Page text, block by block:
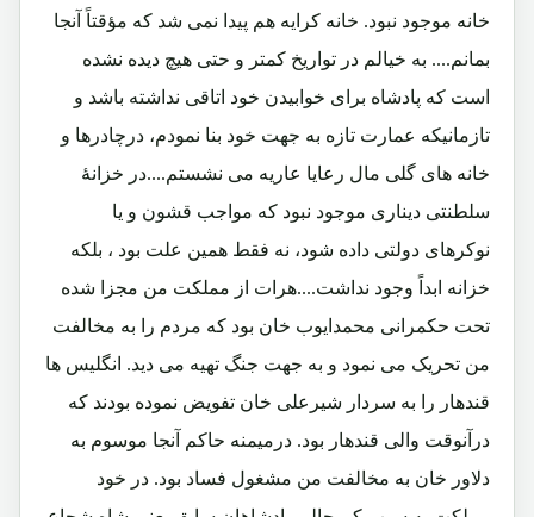
خانه موجود نبود. خانه کرایه هم پیدا نمی شد که مؤقتاً آنجا
بمانم.... به خیالم در تواریخ کمتر و حتی هیچ دیده نشده
است که پادشاه برای خوابیدن خود اتاقی نداشته باشد و
تازمانیکه عمارت تازه به جهت خود بنا نمودم، درچادرها و
خانه های گلی مال رعایا عاریه می نشستم....در خزانۀ
سلطنتی دیناری موجود نبود که مواجب قشون و یا
نوکرهای دولتی داده شود، نه فقط همین علت بود ، بلکه
خزانه ابداً وجود نداشت....هرات از مملکت من مجزا شده
تحت حکمرانی محمدایوب خان بود که مردم را به مخالفت
من تحریک می نمود و به جهت جنگ تهیه می دید. انگلیس ها
قندهار را به سردار شیرعلی خان تفویض نموده بودند که
درآنوقت والی قندهار بود. درمیمنه حاکم آنجا موسوم به
دلاور خان به مخالفت من مشغول فساد بود. در خود